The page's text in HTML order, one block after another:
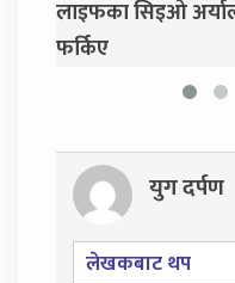
काममा
युग दर्पण
लेखकबाट थप